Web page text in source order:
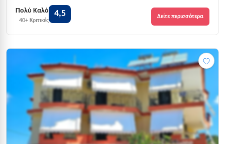
Πολύ Καλό
40+ Κριτικές
4,5 Δείτε περισσότερα